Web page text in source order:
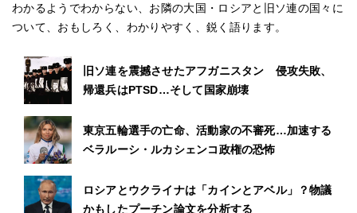
わかるようでわからない、お隣の大国・ロシアと旧ソ連の国々に
ついて、おもしろく、わかりやすく、鋭く語ります。
旧ソ連を震撼させたアフガニスタン 侵攻失敗、
帰還兵はPTSD…そして国家崩壊
東京五輪選手の亡命、活動家の不審死…加速する
ベラルーシ・ルカシェンコ政権の恐怖
ロシアとウクライナは「カインとアベル」？物議
かもしたプーチン論文を分析する